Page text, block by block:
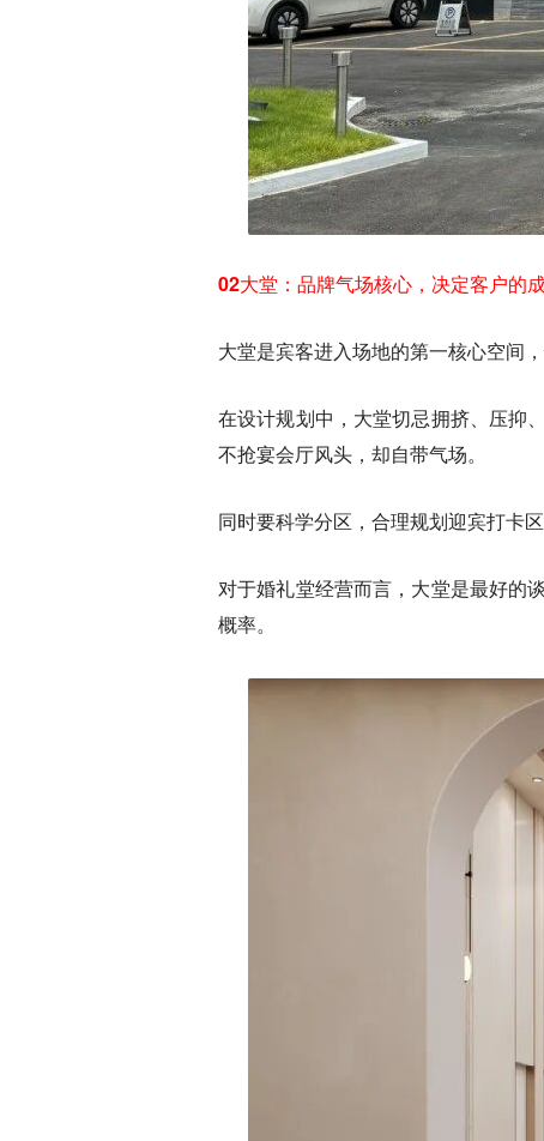
02大堂：品牌气场核心，决定客户的
大堂是宾客进入场地的第一核心空间
在设计规划中，大堂切忌拥挤、压抑
不抢宴会厅风头，却自带气场。
同时要科学分区，合理规划迎宾打卡
对于婚礼堂经营而言，大堂是最好的
概率。